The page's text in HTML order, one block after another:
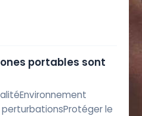
portables sont
le